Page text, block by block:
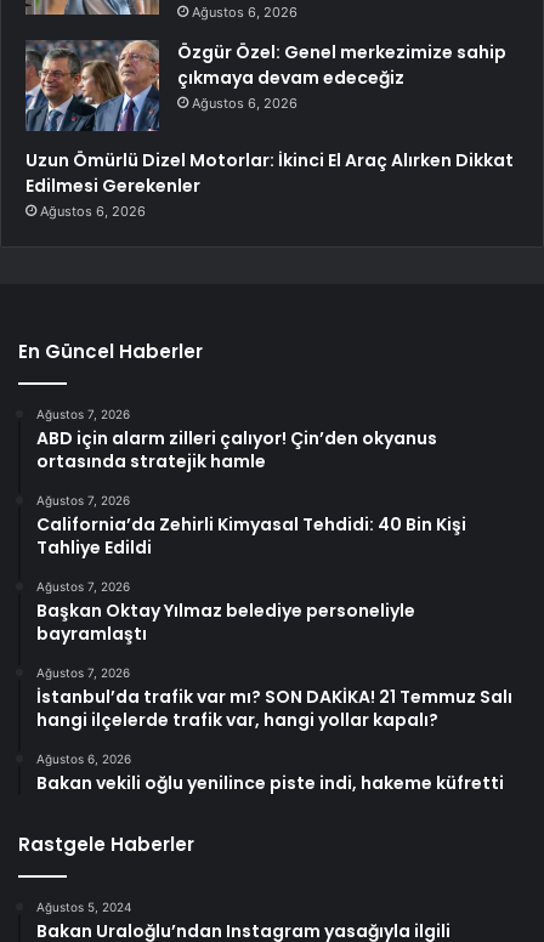
Ağustos 6, 2026
Özgür Özel: Genel merkezimize sahip
çıkmaya devam edeceğiz
Ağustos 6, 2026
Uzun Ömürlü Dizel Motorlar: İkinci El Araç Alırken Dikkat
Edilmesi Gerekenler
Ağustos 6, 2026
En Güncel Haberler
Ağustos 7, 2026
ABD için alarm zilleri çalıyor! Çin’den okyanus
ortasında stratejik hamle
Ağustos 7, 2026
California’da Zehirli Kimyasal Tehdidi: 40 Bin Kişi
Tahliye Edildi
Ağustos 7, 2026
Başkan Oktay Yılmaz belediye personeliyle
bayramlaştı
Ağustos 7, 2026
İstanbul’da trafik var mı? SON DAKİKA! 21 Temmuz Salı
hangi ilçelerde trafik var, hangi yollar kapalı?
Ağustos 6, 2026
Bakan vekili oğlu yenilince piste indi, hakeme küfretti
Rastgele Haberler
Ağustos 5, 2024
Bakan Uraloğlu’ndan Instagram yasağıyla ilgili